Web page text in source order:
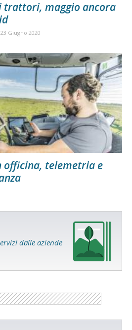
maggio ancora
23 Giugno 2020
officina, telemetria e
dalle aziende